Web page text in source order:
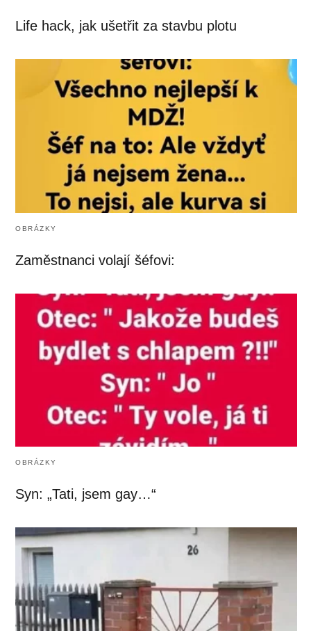
Life hack, jak ušetřit za stavbu plotu
OBRÁZKY
Zaměstnanci volají šéfovi:
OBRÁZKY
Syn: „Tati, jsem gay…“